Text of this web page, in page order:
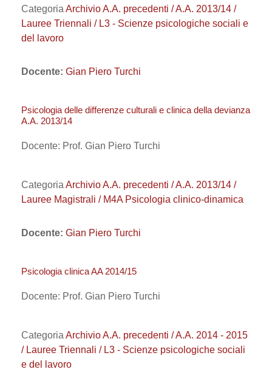
Categoria Archivio A.A. precedenti / A.A. 2013/14 /
Lauree Triennali / L3 - Scienze psicologiche sociali e
del lavoro
Docente: Gian Piero Turchi
Psicologia delle differenze culturali e clinica della devianza
A.A. 2013/14
Docente: Prof. Gian Piero Turchi
Categoria Archivio A.A. precedenti / A.A. 2013/14 /
Lauree Magistrali / M4A Psicologia clinico-dinamica
Docente: Gian Piero Turchi
Psicologia clinica AA 2014/15
Docente: Prof. Gian Piero Turchi
Categoria Archivio A.A. precedenti / A.A. 2014 - 2015
/ Lauree Triennali / L3 - Scienze psicologiche sociali
e del lavoro